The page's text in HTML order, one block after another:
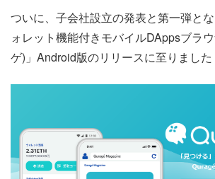
ついに、子会社設立の発表と第一弾と
ォレット機能付きモバイルDAppsブラ
ゲ)」Android版のリリースに至りました